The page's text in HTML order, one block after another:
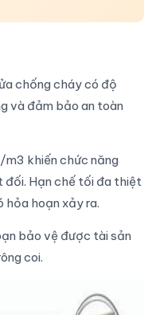
chống cháycó độ
và đảm bảo an toàn
khiến chức năng
đối. Hạn chế tối đa thiệt
hỏa hoạn xảy ra.
bảo vệ được tài sản
coi.